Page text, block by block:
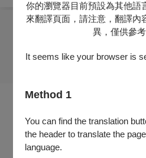
你的瀏覽器目前預設為其他語
來翻譯頁面，請注意，翻譯內
異，僅供參考
It seems like your browser is
Method 1
You can find the translation
the header to translate the
language.